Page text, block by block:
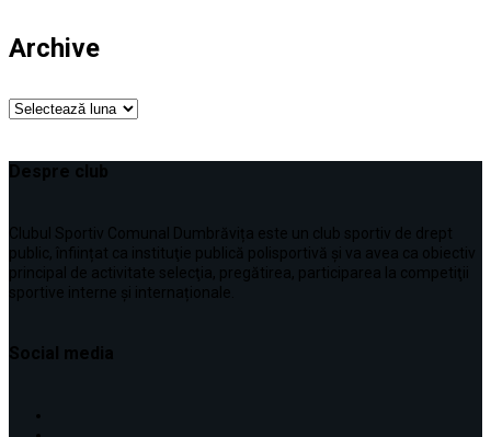
Archive
Archive
Despre club
Clubul Sportiv Comunal Dumbrăvița este un club sportiv de drept
public, înființat ca instituţie publică polisportivă și va avea ca obiectiv
principal de activitate selecţia, pregătirea, participarea la competiţii
sportive interne şi internaționale.
Social media